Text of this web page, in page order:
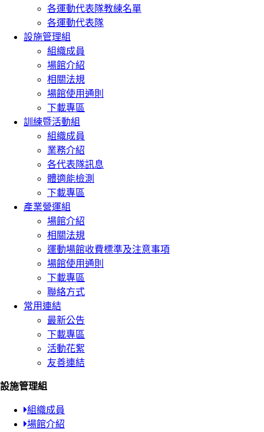
各運動代表隊教練名單
各運動代表隊
設施管理組
組織成員
場館介紹
相關法規
場館使用通則
下載專區
訓練暨活動組
組織成員
業務介紹
各代表隊訊息
體適能檢測
下載專區
產業營運組
場館介紹
相關法規
運動場館收費標準及注意事項
場館使用通則
下載專區
聯絡方式
常用連結
最新公告
下載專區
活動花絮
友善連結
設施管理組
組織成員
場館介紹